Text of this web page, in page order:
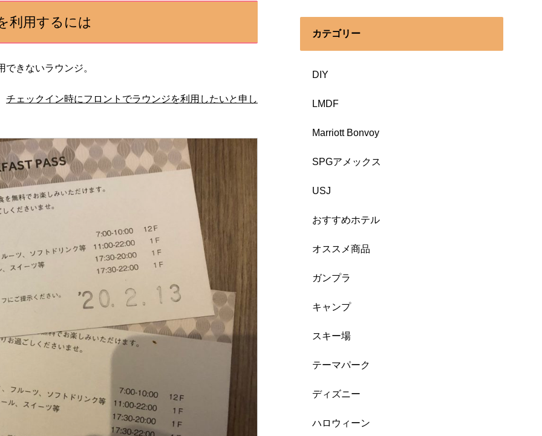
利用するには
きないラウンジ。
チェックイン時にフロントでラウンジを利用したいと申し
カテゴリー
DIY
LMDF
Marriott Bonvoy
SPGアメックス
USJ
おすすめホテル
オススメ商品
ガンプラ
キャンプ
スキー場
テーマパーク
ディズニー
ハロウィーン